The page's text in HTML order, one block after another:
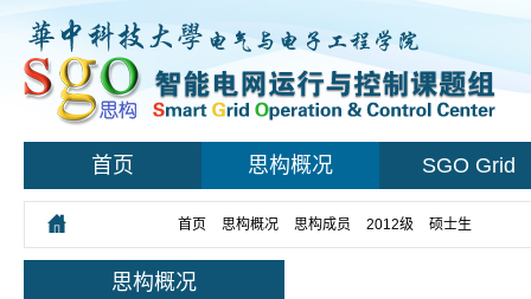
首页 思构概况 SGO Grid
首页 思构概况 思构成员 2012级 硕士生
思构概况